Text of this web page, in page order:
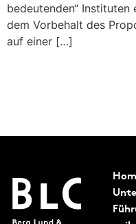
bedeutenden“
dem Vorbehalt des
auf einer […]